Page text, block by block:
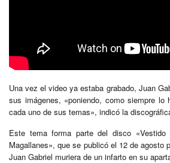
Una vez el video ya estaba grabado, Juan
sus imágenes, «poniendo, como siempre lo
cada uno de sus temas», indicó la
Este tema forma parte del disco «Vestido
Magallanes», que se publicó el 12 de agosto
Juan Gabriel muriera de un infarto en su